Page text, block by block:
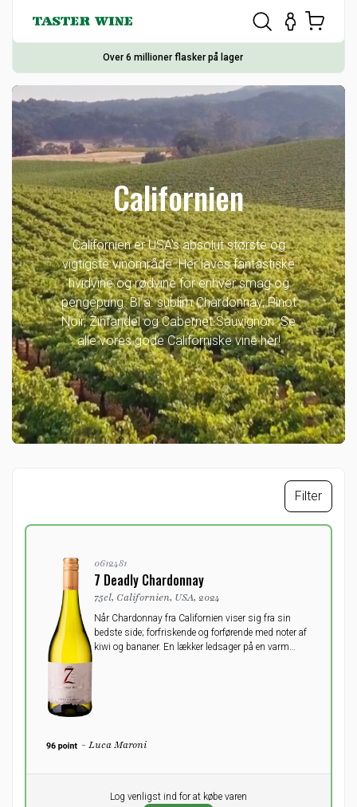
Over 6 millioner flasker på lager
Californien
Californien er USA's absolut største og
vigtigste vinområde. Her laves fantastiske
hvidvine og rødvine for enhver smag og
pengepung. Bl.a. sublim Chardonnay, Pinot
Noir, Zinfandel og Cabernet Sauvignon. Se
alle vores gode Californiske vine her!
Filter
0612481
7 Deadly Chardonnay
75cl, Californien, USA, 2024
Når Chardonnay fra Californien viser sig fra sin
bedste side; forfriskende og forførende med noter af
kiwi og bananer. En lækker ledsager på en varm
- Luca Maroni
Log venligst ind for at købe varen